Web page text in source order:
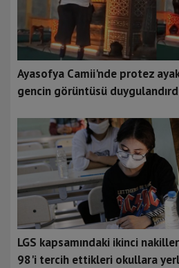
Ayasofya Camii'nde protez
gencin görüntüsü
LGS kapsamındaki ikinci
98'i tercih ettikleri okullara